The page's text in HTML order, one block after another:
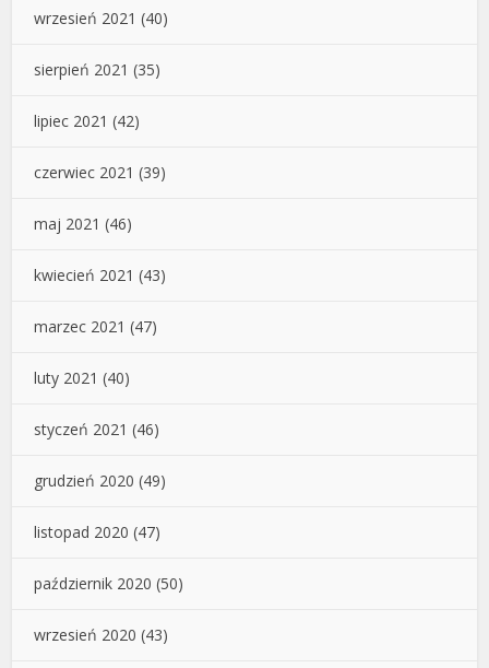
wrzesień 2021 (40)
sierpień 2021 (35)
lipiec 2021 (42)
czerwiec 2021 (39)
maj 2021 (46)
kwiecień 2021 (43)
marzec 2021 (47)
luty 2021 (40)
styczeń 2021 (46)
grudzień 2020 (49)
listopad 2020 (47)
październik 2020 (50)
wrzesień 2020 (43)